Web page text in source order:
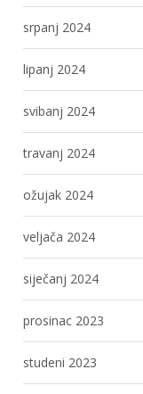
srpanj 2024
lipanj 2024
svibanj 2024
travanj 2024
ožujak 2024
veljača 2024
siječanj 2024
prosinac 2023
studeni 2023